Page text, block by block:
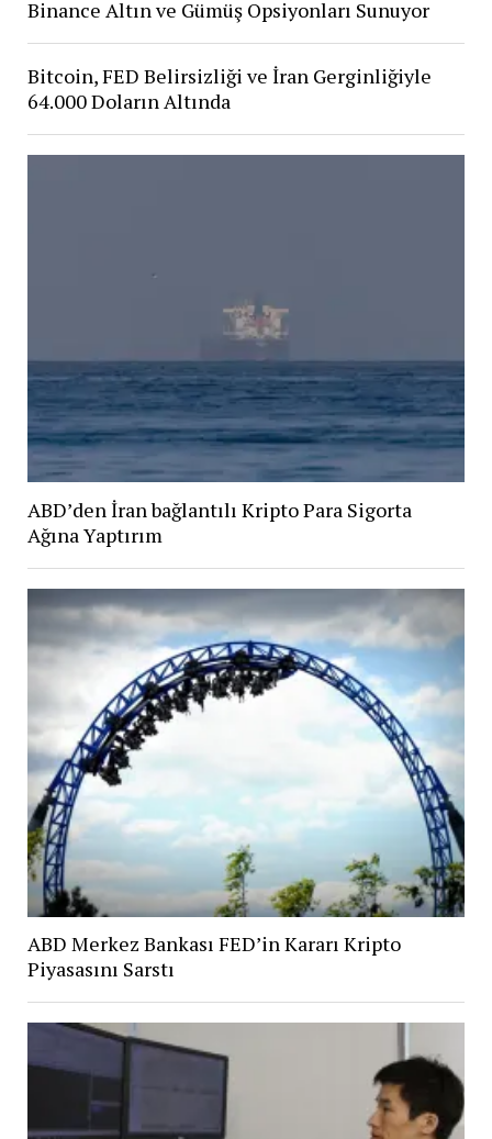
Binance Altın ve Gümüş Opsiyonları Sunuyor
Bitcoin, FED Belirsizliği ve İran Gerginliğiyle
64.000 Doların Altında
ABD’den İran bağlantılı Kripto Para Sigorta
Ağına Yaptırım
ABD Merkez Bankası FED’in Kararı Kripto
Piyasasını Sarstı